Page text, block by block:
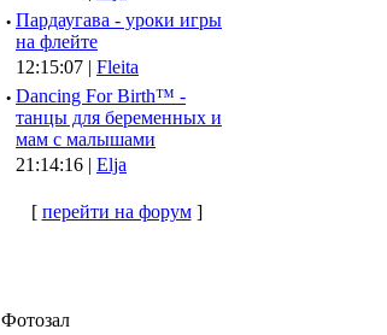
· Пардаугава - уроки игры
на флейте
12:15:07 | Fleita
· Dancing For Birth™ -
танцы для беременных и
мам с малышами
21:14:16 | Elja
[ перейти на форум]
Фотозал